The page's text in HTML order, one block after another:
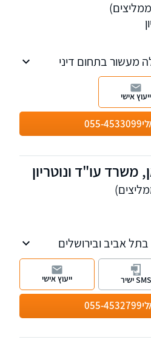
מעשור בתחום דיני
לפועל. אנו מלווים
ההליך ועד סופו.
אחת: להעניק לכל
ויחס אישי.
055-4533099
ייעוץ אישי
משרד עו"ד ונוטריון
אביב ובירושלים
כספיות, משפט אזרחי
ממון, הוצאה לפועל
055-4532799
SMS ישיר ייעוץ אישי